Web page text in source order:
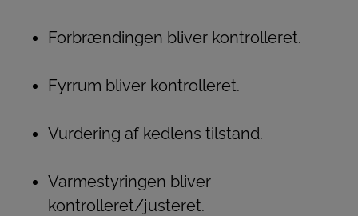
Forbrændingen bliver kontrolleret.
Fyrrum bliver kontrolleret.
Vurdering af kedlens tilstand.
Varmestyringen bliver
kontrolleret/justeret.